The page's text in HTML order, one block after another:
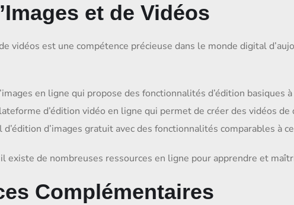
et de Vidéos
vidéos est une compétence précieuse dans le monde digital
en ligne qui propose des fonctionnalités d’édition basiques à
d’édition vidéo en ligne qui permet de créer des vidéos
d’édition d’images gratuit avec des fonctionnalités comparables à
existe de nombreuses ressources en ligne pour apprendre et
Complémentaires